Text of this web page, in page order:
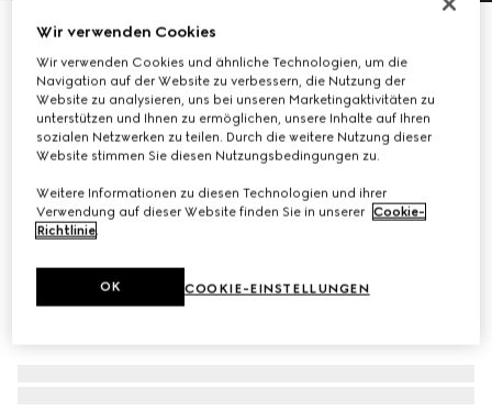
Sonnenbrille mit rechteckigem Rahmen
€ 350
Variantenbraune Schildpatt-Optik
Wir verwenden Cookies
Wir verwenden Cookies und ähnliche Technologien, um die
Navigation auf der Website zu verbessern, die Nutzung der
Website zu analysieren, uns bei unseren Marketingaktivitäten zu
unterstützen und Ihnen zu ermöglichen, unsere Inhalte auf Ihren
sozialen Netzwerken zu teilen. Durch die weitere Nutzung dieser
Website stimmen Sie diesen Nutzungsbedingungen zu.
Weitere Informationen zu diesen Technologien und ihrer
Verwendung auf dieser Website finden Sie in unserer Cookie-
Richtlinie.
COOKIE-EINSTELLUNGEN
OK